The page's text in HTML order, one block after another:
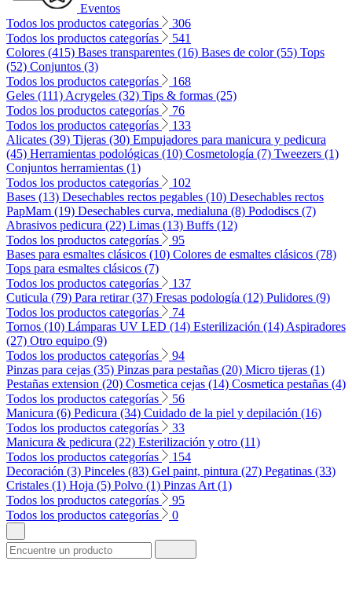
Eventos
Todos los productos categorías
306
Todos los productos categorías
541
Colores (415) Bases transparentes (16) Bases de color (55) Tops
(52) Conjuntos (3)
Todos los productos categorías
168
Geles (111) Acrygeles (32) Tips & formas (25)
Todos los productos categorías
76
Todos los productos categorías
133
Alicates (39) Tijeras (30) Empujadores para manicura y pedicura
(45) Herramientas podológicas (10) Cosmetología (7) Tweezers (1)
Conjuntos herramientas (1)
Todos los productos categorías
102
Bases (13) Desechables rectos pegables (10) Desechables rectos
PapMam (19) Desechables curva, medialuna (8) Pododiscs (7)
Abrasivos pedicura (22) Limas (13) Buffs (12)
Todos los productos categorías
95
Bases para esmaltes clásicos (10) Colores de esmaltes clásicos (78)
Tops para esmaltes clásicos (7)
Todos los productos categorías
137
Cuticula (79) Para retirar (37) Fresas podología (12) Pulidores (9)
Todos los productos categorías
74
Tornos (10) Lámparas UV LED (14) Esterilización (14) Aspiradores
(27) Otro equipo (9)
Todos los productos categorías
94
Pinzas para cejas (35) Pinzas para pestañas (20) Micro tijeras (1)
Pestañas extension (20) Cosmetica cejas (14) Cosmetica pestañas (4)
Todos los productos categorías
56
Manicura (6) Pedicura (34) Cuidado de la piel y depilación (16)
Todos los productos categorías
33
Manicura & pedicura (22) Esterilización y otro (11)
Todos los productos categorías
154
Decoración (3) Pinceles (83) Gel paint, pintura (27) Pegatinas (33)
Cristales (1) Hoja (5) Polvo (1) Pinzas Art (1)
Todos los productos categorías
95
Todos los productos categorías
0